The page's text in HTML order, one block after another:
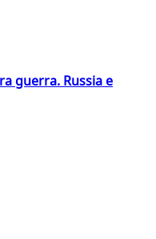
guerra. Russia e